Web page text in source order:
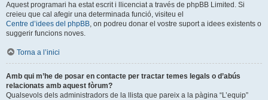
Aquest programari ha estat escrit i llicenciat a través de phpBB Limited. Si
creieu que cal afegir una determinada funció, visiteu el
Centre d’idees del phpBB, on podreu donar el vostre suport a idees existents o
suggerir funcions noves.
Torna a l’inici
Amb qui m’he de posar en contacte per tractar temes legals o d’abús
relacionats amb aquest fòrum?
Qualsevols dels administradors de la llista que pareix a la pàgina “L’equip”